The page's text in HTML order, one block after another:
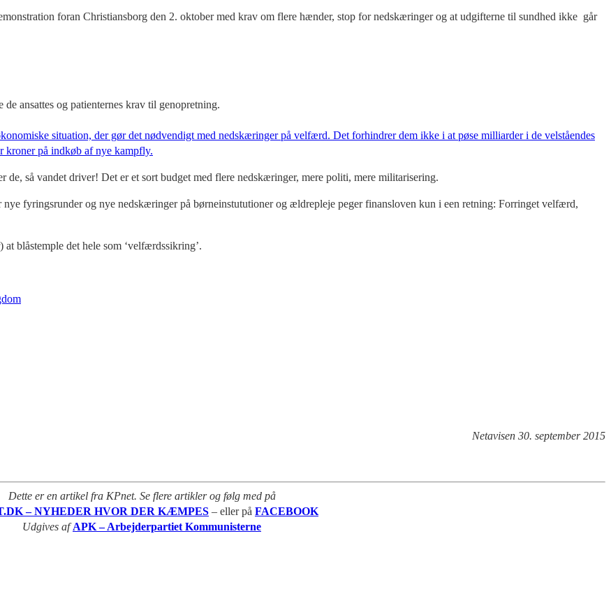
foran Christiansborg den 2. oktober med krav om flere hænder, stop for nedskæringer og at udgifterne til sundhed ikke går
ansattes og patienternes krav til genopretning.
situation, der gør det nødvendigt med nedskæringer på velfærd. Det forhindrer dem ikke i at pøse milliarder i de velståendes
kroner på indkøb af nye kampfly.
de, så vandet driver! Det er et sort budget med flere nedskæringer, mere politi, mere militarisering.
fyringsrunder og nye nedskæringer på børneinstututioner og ældrepleje peger finansloven kun i een retning: Forringet velfærd,
blåstemple det hele som ‘velfærdssikring’.
Netavisen 30. september 2015
Dette er en artikel fra KPnet. Se flere artikler og følg med på
– NYHEDER HVOR DER KÆMPES – eller på FACEBOOK
Udgives afAPK – Arbejderpartiet Kommunisterne